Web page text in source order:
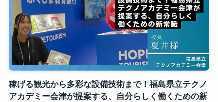
稼げる観光から多彩な設備技術まで！福島県立テクノ
アカデミー会津が提案する、自分らしく働くための新